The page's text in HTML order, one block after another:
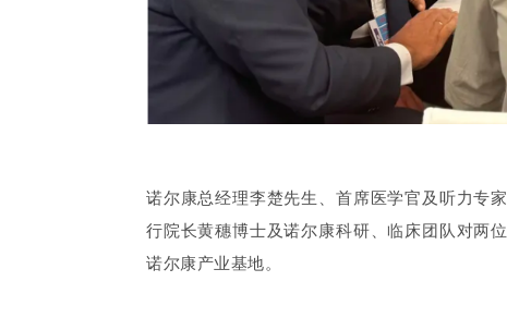
诺尔康总经理李楚先生、首席医学官及听力专
行院长黄穗博士及诺尔康科研、临床团队对两
诺尔康产业基地。